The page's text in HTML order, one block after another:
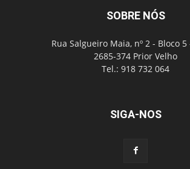
SOBRE NÓS
Rua Salgueiro Maia, nº 2 - Bloco 5
2685-374 Prior Velho
Tel.: 918 732 064
SIGA-NOS